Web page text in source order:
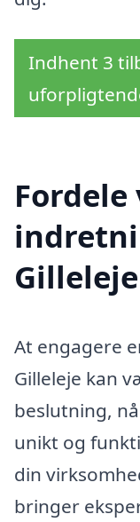
Indhent 3
Gilleleje
At engagere
Gilleleje kan
beslutning,
unikt og
din
bringer